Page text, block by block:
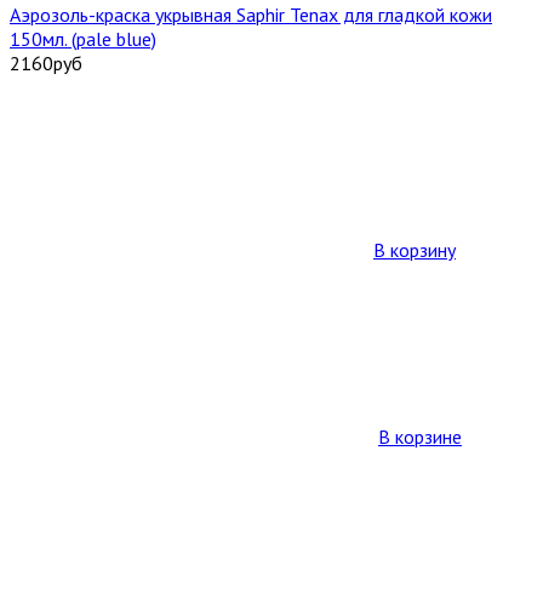
Аэрозоль-краска укрывная Saphir Tenax для гладкой кожи
150мл. (pale blue)
2160руб
В корзину
В корзине